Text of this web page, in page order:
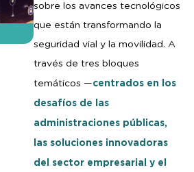
sobre los avances tecnológicos
que están transformando la
seguridad vial y la movilidad. A
través de tres bloques
temáticos —centrados en los
desafíos de las
administraciones públicas,
las soluciones innovadoras
del sector empresarial y el